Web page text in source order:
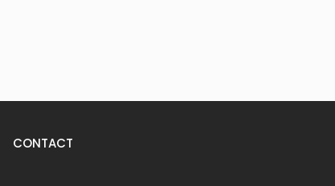
CONTACT